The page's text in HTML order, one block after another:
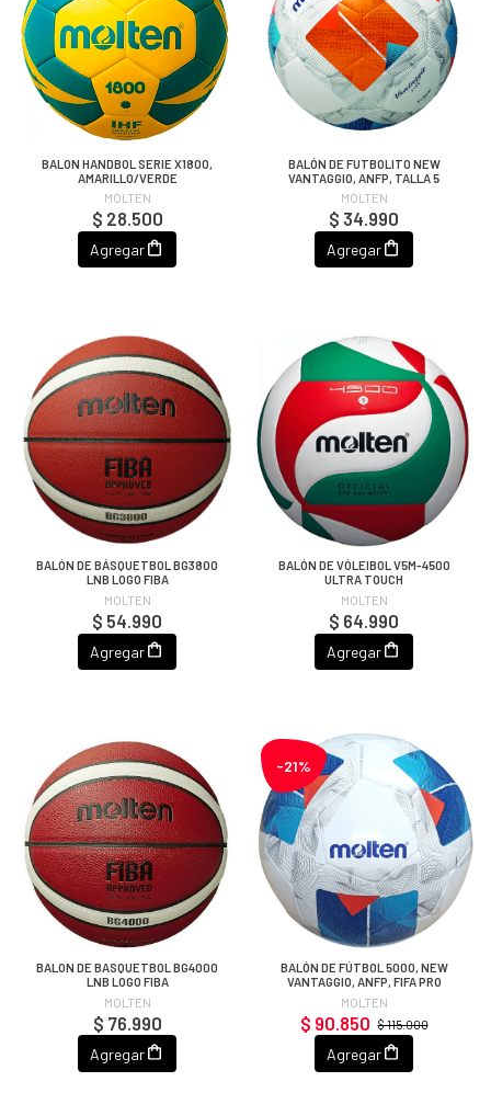
BALON HANDBOL SERIE X1800,
AMARILLO/VERDE
MOLTEN
$ 28.500
Agregar
BALÓN DE FUTBOLITO NEW
VANTAGGIO, ANFP, TALLA 5
MOLTEN
$ 34.990
Agregar
BALÓN DE BÁSQUETBOL BG3800
LNB LOGO FIBA
MOLTEN
$ 54.990
Agregar
BALÓN DE VÓLEIBOL V5M-4500
ULTRA TOUCH
MOLTEN
$ 64.990
Agregar
BALON DE BASQUETBOL BG4000
LNB LOGO FIBA
MOLTEN
$ 76.990
Agregar
-21%
BALÓN DE FÚTBOL 5000, NEW
VANTAGGIO, ANFP, FIFA PRO
MOLTEN
$ 115.000
$ 90.850
Agregar